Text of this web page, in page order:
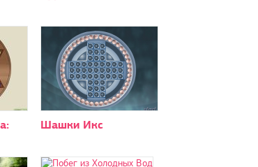
Шашки Икс